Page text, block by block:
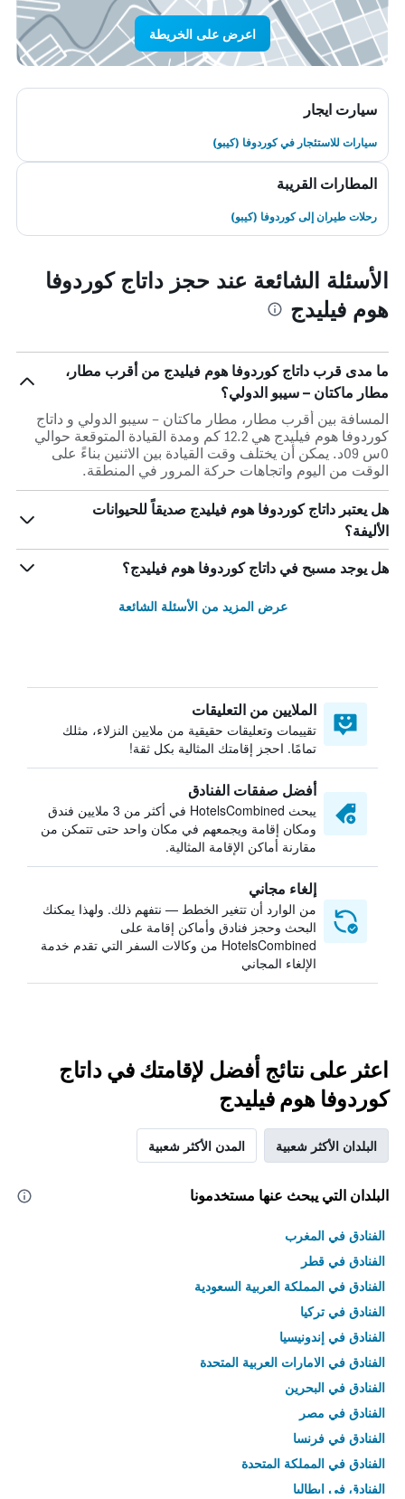
اعرض على الخريطة
سيارت ايجار
سيارات للاستئجار في كوردوفا (كيبو)
المطارات القريبة
رحلات طيران إلى كوردوفا (كيبو)
الأسئلة الشائعة عند حجز داتاج كوردوفا
هوم فيليدج
ما مدى قرب داتاج كوردوفا هوم فيليدج من أقرب مطار،
مطار ماكتان – سيبو الدولي؟
المسافة بين أقرب مطار، مطار ماكتان – سيبو الدولي و داتاج
كوردوفا هوم فيليدج هي 12.2 كم ومدة القيادة المتوقعة حوالي
0س 09د. يمكن أن يختلف وقت القيادة بين الاثنين بناءً على
الوقت من اليوم واتجاهات حركة المرور في المنطقة.
هل يعتبر داتاج كوردوفا هوم فيليدج صديقاً للحيوانات
الأليفة؟
هل يوجد مسبح في داتاج كوردوفا هوم فيليدج؟
عرض المزيد من الأسئلة الشائعة
الملايين من التعليقات
تقييمات وتعليقات حقيقية من ملايين النزلاء، مثلك
تمامًا. احجز إقامتك المثالية بكل ثقة!
أفضل صفقات الفنادق
يبحث HotelsCombined في أكثر من 3 ملايين فندق
ومكان إقامة ويجمعهم في مكان واحد حتى تتمكن من
مقارنة أماكن الإقامة المثالية.
إلغاء مجاني
من الوارد أن تتغير الخطط — نتفهم ذلك. ولهذا يمكنك
البحث وحجز فنادق وأماكن إقامة على
HotelsCombined من وكالات السفر التي تقدم خدمة
الإلغاء المجاني
اعثر على نتائج أفضل لإقامتك في داتاج
كوردوفا هوم فيليدج
البلدان الأكثر شعبية المدن الأكثر شعبية
البلدان التي يبحث عنها مستخدمونا
الفنادق في المغرب
الفنادق في قطر
الفنادق في المملكة العربية السعودية
الفنادق في تركيا
الفنادق في إندونيسيا
الفنادق في الامارات العربية المتحدة
الفنادق في البحرين
الفنادق في مصر
الفنادق في فرنسا
الفنادق في المملكة المتحدة
الفنادق في إيطاليا